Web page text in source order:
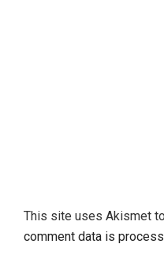
This site uses Akismet
comment data is